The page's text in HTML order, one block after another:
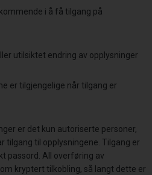
i å få tilgang på
utilsiktet endring av opplysninger
er tilgjengelige når tilgang er
er det kun autoriserte personer,
tilgang til opplysningene. Tilgang er
passord. All overføring av
kryptert tilkobling, så langt dette er